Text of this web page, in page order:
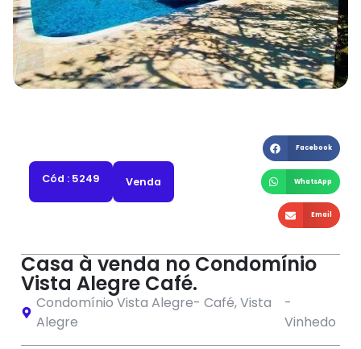
Cód : 5249 Venda
Facebook
WhatsApp
Email
Casa à venda no Condomínio
Vista Alegre Café.
Condomínio Vista Alegre- Café,Vista
Alegre
-
Vinhedo